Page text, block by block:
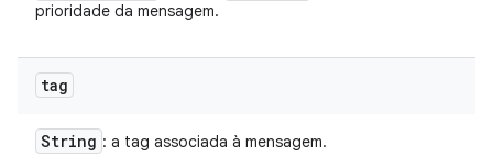
prioridade da mensagem.
tag
String : a tag associada à mensagem.